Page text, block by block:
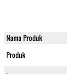
Nama Produk
Produk